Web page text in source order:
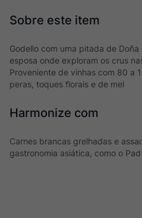
Godello com uma pitada de
esposa onde exploram os crus
Proveniente de vinhas com 80 a
peras, toques florais e de mel
Harmonize com
Carnes brancas grelhadas e
gastronomia asiática, como o